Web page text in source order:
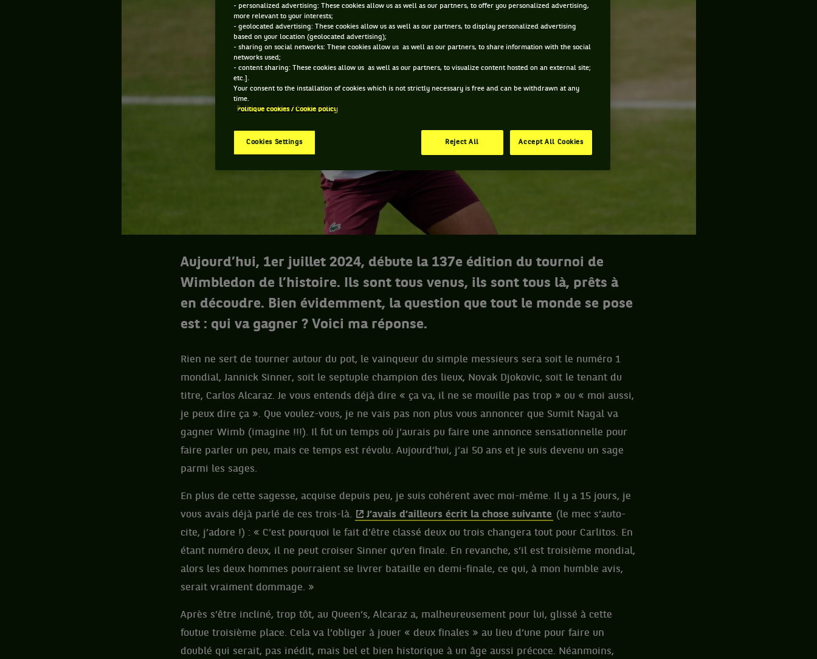
Aujourd’hui, 1er juillet 2024, débute la 137e édition du tournoi de
Wimbledon de l’histoire. Ils sont tous venus, ils sont tous là, prêts à
en découdre. Bien évidemment, la question que tout le monde se pose
est : qui va gagner ? Voici ma réponse.
Rien ne sert de tourner autour du pot, le vainqueur du simple messieurs sera soit le numéro 1
mondial, Jannick Sinner, soit le septuple champion des lieux, Novak Djokovic, soit le tenant du
titre, Carlos Alcaraz. Je vous entends déjà dire « ça va, il ne se mouille pas trop » ou « moi aussi,
je peux dire ça ». Que voulez-vous, je ne vais pas non plus vous annoncer que Sumit Nagal va
gagner Wimb (imagine !!!). Il fut un temps où j’aurais pu faire une annonce sensationnelle pour
faire parler un peu, mais ce temps est révolu. Aujourd’hui, j’ai 50 ans et je suis devenu un sage
parmi les sages.
En plus de cette sagesse, acquise depuis peu, je suis cohérent avec moi-même. Il y a 15 jours, je
vous avais déjà parlé de ces trois-là.
J’avais d’ailleurs écrit la chose suivante (le mec s’auto-
cite, j’adore !) : « C’est pourquoi le fait d’être classé deux ou trois changera tout pour Carlitos. En
étant numéro deux, il ne peut croiser Sinner qu’en finale. En revanche, s’il est troisième mondial,
alors les deux hommes pourraient se livrer bataille en demi-finale, ce qui, à mon humble avis,
serait vraiment dommage. »
Après s’être incliné, trop tôt, au Queen’s, Alcaraz a, malheureusement pour lui, glissé à cette
foutue troisième place. Cela va l’obliger à jouer « deux finales » au lieu d’une pour faire un
doublé qui serait, pas inédit, mais bel et bien historique à un âge aussi précoce. Néanmoins,
- personalized advertising: These cookies allow us as well as our partners, to offer you personalized advertising,
more relevant to your interests;
- geolocated advertising: These cookies allow us as well as our partners, to display personalized advertising
based on your location (geolocated advertising);
- sharing on social networks: These cookies allow us as well as our partners, to share information with the social
networks used;
- content sharing: These cookies allow us as well as our partners, to visualize content hosted on an external site;
etc.].
Your consent to the installation of cookies which is not strictly necessary is free and can be withdrawn at any
time.
Politique cookies / Cookie policy
Cookies Settings Reject All Accept All Cookies